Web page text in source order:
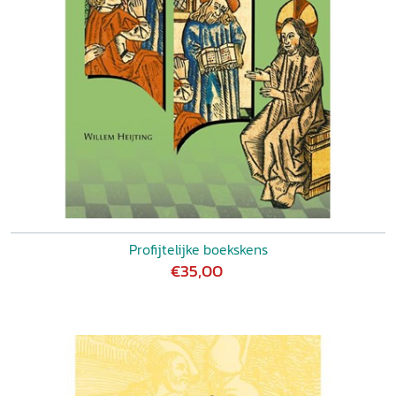
Profijtelijke boekskens
€35,00